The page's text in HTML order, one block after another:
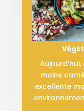
moins
excellente